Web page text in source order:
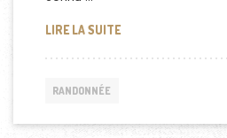
LIRE LA SUITECOMMENT BIEN
RANDONNÉE